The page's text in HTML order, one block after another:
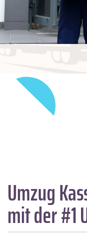
Umzug
mit der #1